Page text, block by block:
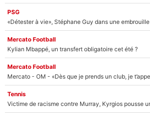
PSG
«Détester à vie», Stéphane Guy dans une
Mercato Football
Kylian Mbappé, un transfert obligatoire cet été ?
Mercato Football
Tennis